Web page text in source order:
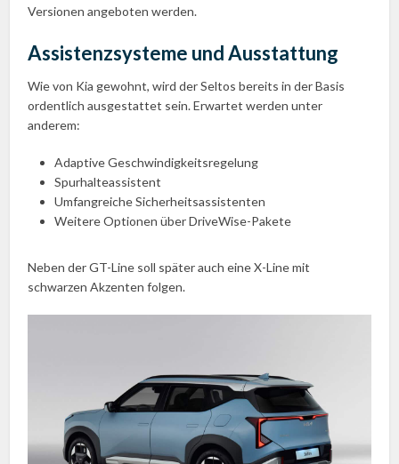
Versionen angeboten werden.
Assistenzsysteme und Ausstattung
Wie von Kia gewohnt, wird der Seltos bereits in der Basis
ordentlich ausgestattet sein. Erwartet werden unter
anderem:
Adaptive Geschwindigkeitsregelung
Spurhalteassistent
Umfangreiche Sicherheitsassistenten
Weitere Optionen über DriveWise-Pakete
Neben der GT-Line soll später auch eine X-Line mit
schwarzen Akzenten folgen.